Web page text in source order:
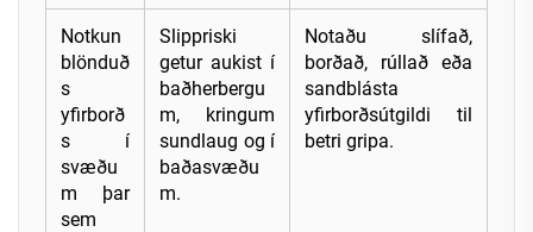
Notkun
blönduð
s
yfirborð
s í
svæðu
m þar
sem
Slippriski
getur aukist í
baðherbergu
m, kringum
sundlaug og í
baðasvæðu
m.
Notaðu slífað,
borðað, rúllað eða
sandblásta
yfirborðsútgildi til
betri gripa.